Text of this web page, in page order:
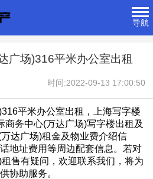
导航
广场)316平米办公室出租
时间:2022-09-13 17:00:50
平米办公室出租，上海写字楼
商务中心(万达广场)写字楼出租及
达广场)租金及物业费介绍信
地址费用等周边配套信息。若对
售有疑问，欢迎联系我们，将为
协助服务。